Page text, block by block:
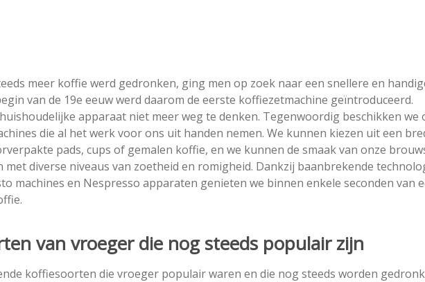
meer koffie werd gedronken, ging men op zoek naar een snellere en
van de 19e eeuw werd daarom de eerste koffiezetmachine geïntroduceerd.
apparaat niet meer weg te denken. Tegenwoordig beschikken we
die al het werk voor ons uit handen nemen. We kunnen kiezen uit een
pads, cups of gemalen koffie, en we kunnen de smaak van onze
met diverse niveaus van zoetheid en romigheid. Dankzij baanbrekende
machines en Nespresso apparaten genieten we binnen enkele seconden van
van vroeger die nog steeds populair zijn
koffiesoorten die vroeger populair waren en die nog steeds worden